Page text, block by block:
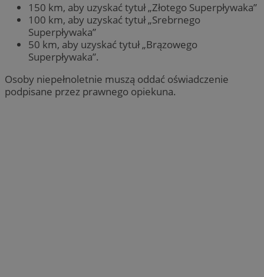
150 km, aby uzyskać tytuł „Złotego Superpływaka”
100 km, aby uzyskać tytuł „Srebrnego
Superpływaka”
50 km, aby uzyskać tytuł „Brązowego
Superpływaka”.
Osoby niepełnoletnie muszą oddać oświadczenie
podpisane przez prawnego opiekuna.